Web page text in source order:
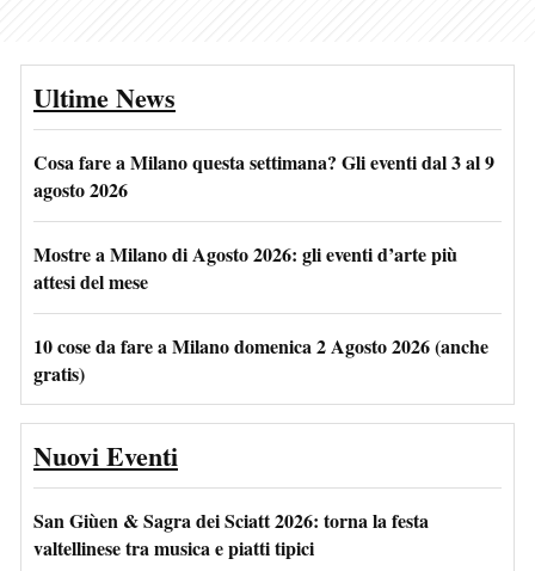
Ultime News
Cosa fare a Milano questa settimana? Gli eventi dal 3 al 9
agosto 2026
Mostre a Milano di Agosto 2026: gli eventi d’arte più
attesi del mese
10 cose da fare a Milano domenica 2 Agosto 2026 (anche
gratis)
Nuovi Eventi
San Giùen & Sagra dei Sciatt 2026: torna la festa
valtellinese tra musica e piatti tipici